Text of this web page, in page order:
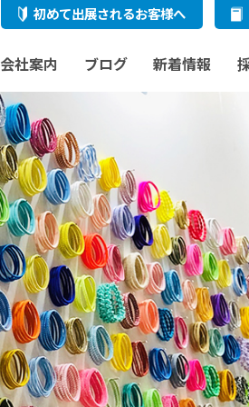
初めて出展されるお客様へ
会社案内 ブログ 新着情報